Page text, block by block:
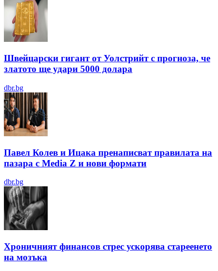
Швейцарски гигант от Уолстрийт с прогноза, че
златото ще удари 5000 долара
dbr.bg
Павел Колев и Ицака пренаписват правилата на
пазара с Media Z и нови формати
dbr.bg
Хроничният финансов стрес ускорява стареенето
на мозъка